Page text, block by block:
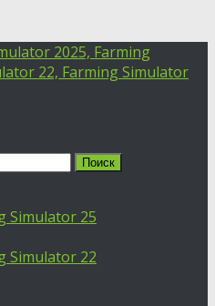
2025, Farming
22, Farming Simulator
Simulator 25
Simulator 22